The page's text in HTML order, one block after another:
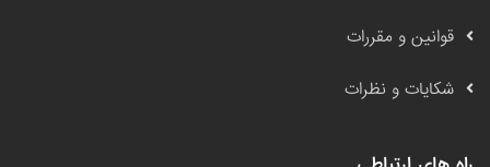
قوانین و مقررات
شکایات و نظرات